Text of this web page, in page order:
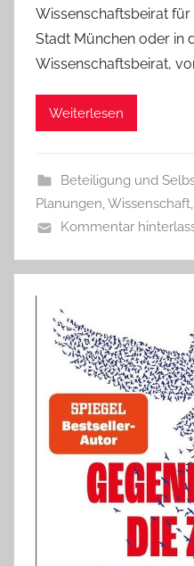
Wissenschaftsbeirat
Stadt München oder in
Wissenschaftsbeirat,
Weiterlesen
Beteiligung und
Planungen,
Kommentar